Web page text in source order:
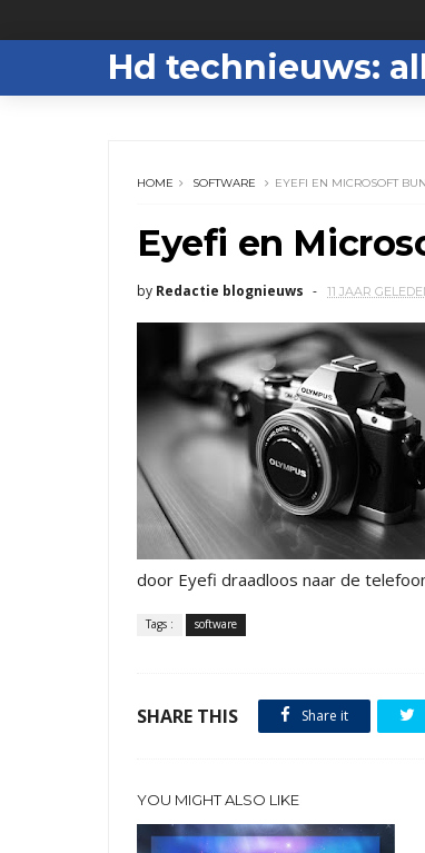
Hd technieuws:
HOME SOFTWARE EYEFI EN MICROSOFT
Eyefi en
by Redactie blognieuws 11 JAAR
door Eyefi draadloos naar de
Tags : software
SHARE THIS Share it
YOU MIGHT ALSO LIKE